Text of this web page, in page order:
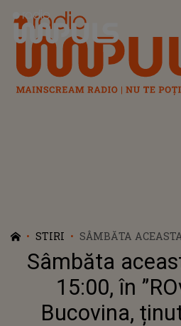
Radio Impuls
STIRI
SÂMBĂTA
”ROVENTURA”, BUCOVINA, ȚINUT
FERMECAT
Sâmbăta
15:00, în
Bucovina,